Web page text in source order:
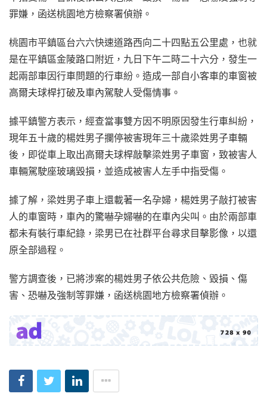
罪嫌，函送桃園地方檢察署偵辦。
桃園市平鎮區台六六快速道路西向二十四點五公里處，也就
是在平鎮區金陵路口附近，九日下午二時二十六分，發生一
起兩部車因行車問題的行車紛。造成一部自小客車的車窗被
高爾夫球桿打破及車內駕駛人受傷情事。
據平鎮警方表示，經查當事雙方因不明原因發生行車糾紛，
現年五十歲的楊姓男子攔停被害現年三十歲梁姓男子車輛
後，即從車上取出高爾夫球桿敲擊梁姓男子車窗，致被害人
車輛駕駛座玻璃毀損，並造成被害人左手中指受傷。
據了解，梁姓男子車上還載著一名孕婦，楊姓男子敲打被害
人的車窗時，車內的驚嚇孕婦嚇的在車內尖叫。由於兩部車
都未有裝行車紀錄，梁男已在社群平台尋求目擊影像，以還
原全部過程。
警方調查後，已將涉案的楊姓男子依公共危險、毀損、傷
害、恐嚇及強制等罪嫌，函送桃園地方檢察署偵辦。